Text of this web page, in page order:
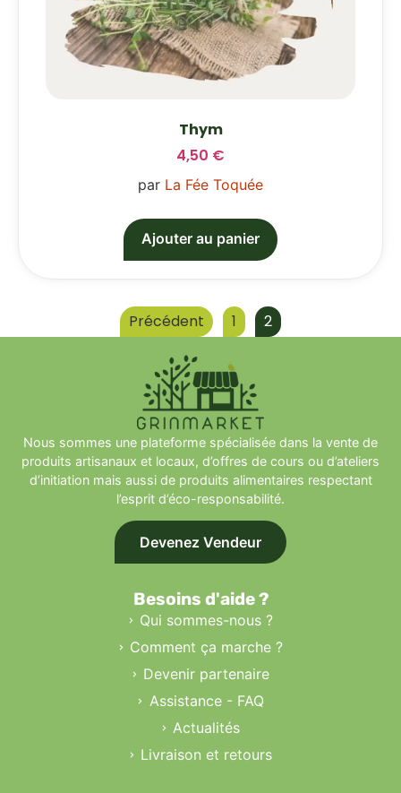
Thym
4,50 €
par La Fée Toquée
Ajouter au panier
Précédent 1 2
Nous sommes une plateforme spécialisée dans la vente de
produits artisanaux et locaux, d’offres de cours ou d’ateliers
d’initiation mais aussi de produits alimentaires respectant
l’esprit d’éco-responsabilité.
Devenez Vendeur
Besoins d'aide ?
Qui sommes-nous ?
Comment ça marche ?
Devenir partenaire
Assistance - FAQ
Actualités
Livraison et retours